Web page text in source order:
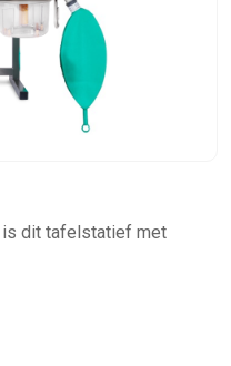
is dit tafelstatief met